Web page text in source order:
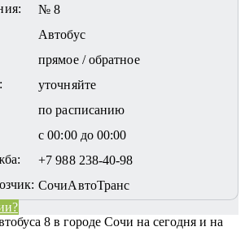
№ 8
Автобус
прямое / обратное
уточняйте
по расписанию
с 00:00 до 00:00
+7 988 238-40-98
СочиАвтоТранс
8 в городе Сочи на сегодня и на